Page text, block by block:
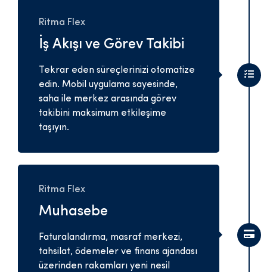
Ritma Flex
İş Akışı ve Görev Takibi
Tekrar eden süreçlerinizi otomatize
edin. Mobil uygulama sayesinde,
saha ile merkez arasında görev
takibini maksimum etkileşime
taşıyın.
Ritma Flex
Muhasebe
Faturalandırma, masraf merkezi,
tahsilat, ödemeler ve finans ajandası
üzerinden rakamları yeni nesil